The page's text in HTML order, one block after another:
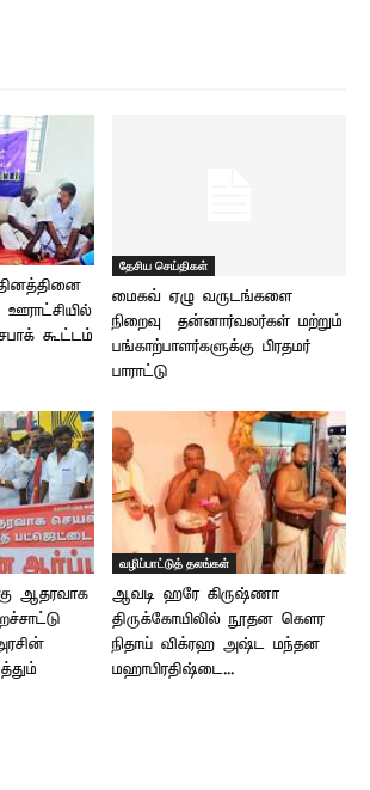
ஊராட்சியில்
கூட்டம்
தேசிய செய்திகள்
மைகவ் ஏழு வருடங்களை
நிறைவு – தன்னார்வலர்கள் மற்றும்
பங்காற்பாளர்களுக்கு பிரதமர்
பாராட்டு
ஆதரவாக
வழிப்பாட்டுத் தலங்கள்
ஆவடி ஹரே கிருஷ்ணா
திருக்கோயிலில் நூதன கௌர
நிதாய் விக்ரஹ அஷ்ட மந்தன
மஹாபிரதிஷ்டை...